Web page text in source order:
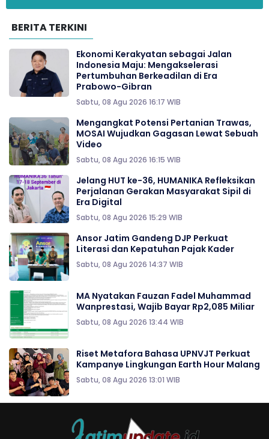
BERITA TERKINI
Ekonomi Kerakyatan sebagai Jalan
Indonesia Maju: Mengakselerasi
Pertumbuhan Berkeadilan di Era
Prabowo-Gibran
Sabtu, 08 Agu 2026 16:17 WIB
Mengangkat Potensi Pertanian Trawas,
MOSAI Wujudkan Gagasan Lewat Sebuah
Video
Sabtu, 08 Agu 2026 16:15 WIB
Jelang HUT ke-36, HUMANIKA Refleksikan
Perjalanan Gerakan Masyarakat Sipil di
Era Digital
Sabtu, 08 Agu 2026 15:29 WIB
Ansor Jatim Gandeng DJP Perkuat
Literasi dan Kepatuhan Pajak Kader
Sabtu, 08 Agu 2026 14:37 WIB
MA Nyatakan Fauzan Fadel Muhammad
Wanprestasi, Wajib Bayar Rp2,085 Miliar
Sabtu, 08 Agu 2026 13:44 WIB
Riset Metafora Bahasa UPNVJT Perkuat
Kampanye Lingkungan Earth Hour Malang
Sabtu, 08 Agu 2026 13:01 WIB